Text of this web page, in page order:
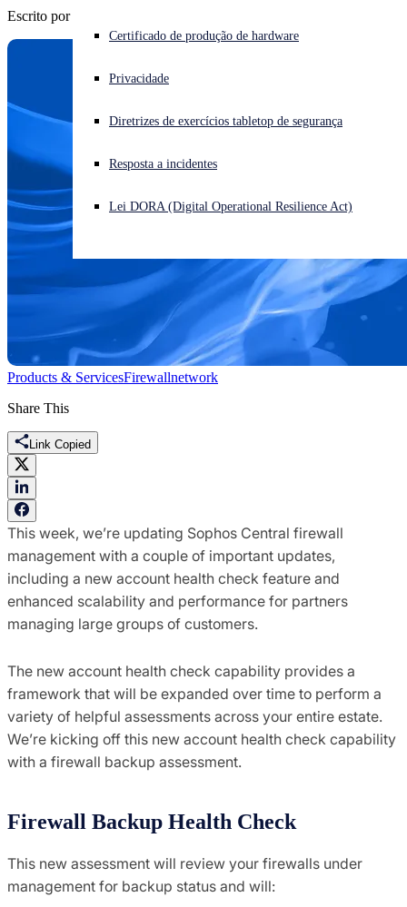
Enfrentando um ataque cibernético? Obtenha ajuda imediata
Open search
Português (Brasil) Open language switcher
Certificado de produção de hardware
Privacidade
Diretrizes de exercícios tabletop de segurança
Resposta a incidentes
Lei DORA (Digital Operational Resilience Act)
Escrito por
Products & ServicesFirewallnetwork
Share This
Link Copied
This week, we’re updating Sophos Central firewall
management with a couple of important updates,
including a new account health check feature and
enhanced scalability and performance for partners
managing large groups of customers.
The new account health check capability provides a
framework that will be expanded over time to perform a
variety of helpful assessments across your entire estate.
We’re kicking off this new account health check capability
with a firewall backup assessment.
Firewall Backup Health Check
This new assessment will review your firewalls under
management for backup status and will: